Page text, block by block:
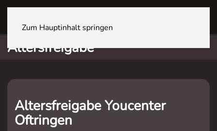
Zum Hauptinhalt springen
Altersfreigabe
Altersfreigabe Youcenter
Oftringen